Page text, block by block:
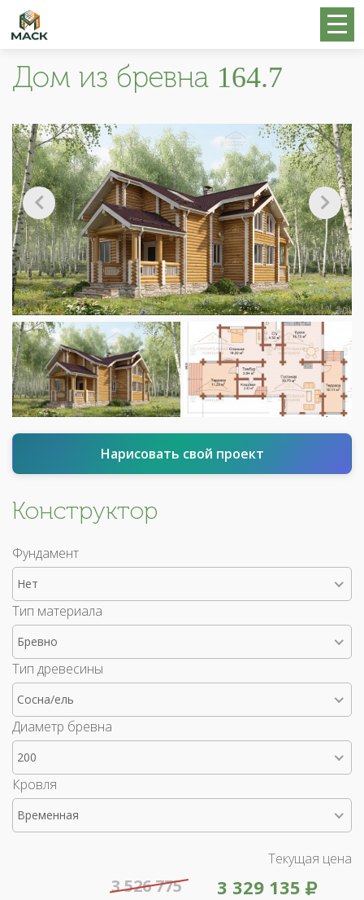
Дом из бревна 164.7
Нарисовать свой проект
Конструктор
Фундамент
Нет
Тип материала
Бревно
Тип древесины
Сосна/ель
Диаметр бревна
200
Кровля
Временная
Текущая цена
3 329 135
3 526 775